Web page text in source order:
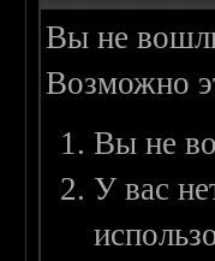
Вы не
Возможно
Вы не
У вас